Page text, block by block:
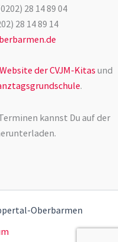
28 14 89 04
28 14 89 14
Website der CVJM-Kitas und
.
kannst Du auf der
Oberbarmen